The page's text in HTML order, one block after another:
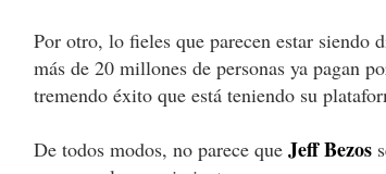
Por otro, lo fieles que parecen estar siendo
más de 20 millones de personas ya pagan
tremendo éxito que está teniendo su
De todos modos, no parece que Jeff Bezos